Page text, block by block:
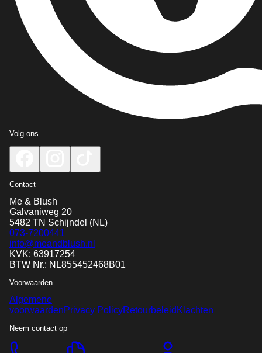
Volg ons
Contact
Me & Blush
Galvaniweg 20
5482 TN Schijndel (NL)
073-7200441
info@meandblush.nl
KVK: 63917254
BTW Nr.: NL855452468B01
Voorwaarden
Algemene
voorwaardenPrivacy PolicyRetourbeleid Klachten
Neem contact op